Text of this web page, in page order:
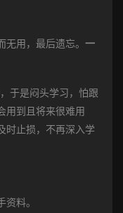
用，最后遗忘。 一
于是闷头学习，怕跟
用到且将来很难用
时止损，不再深入学
料。